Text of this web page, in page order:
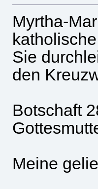
Myrtha-
Sie
den
Botschaft
Meine